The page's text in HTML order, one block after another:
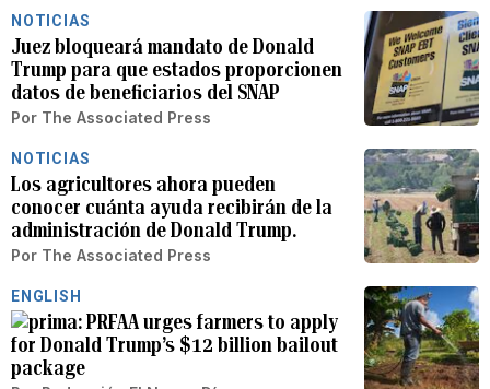
NOTICIAS
Juez bloqueará mandato de Donald
Trump para que estados proporcionen
datos de beneficiarios del SNAP
Por The Associated Press
NOTICIAS
Los agricultores ahora pueden
conocer cuánta ayuda recibirán de la
administración de Donald Trump.
Por The Associated Press
ENGLISH
PRFAA urges farmers to apply
for Donald Trump’s $12 billion bailout
package